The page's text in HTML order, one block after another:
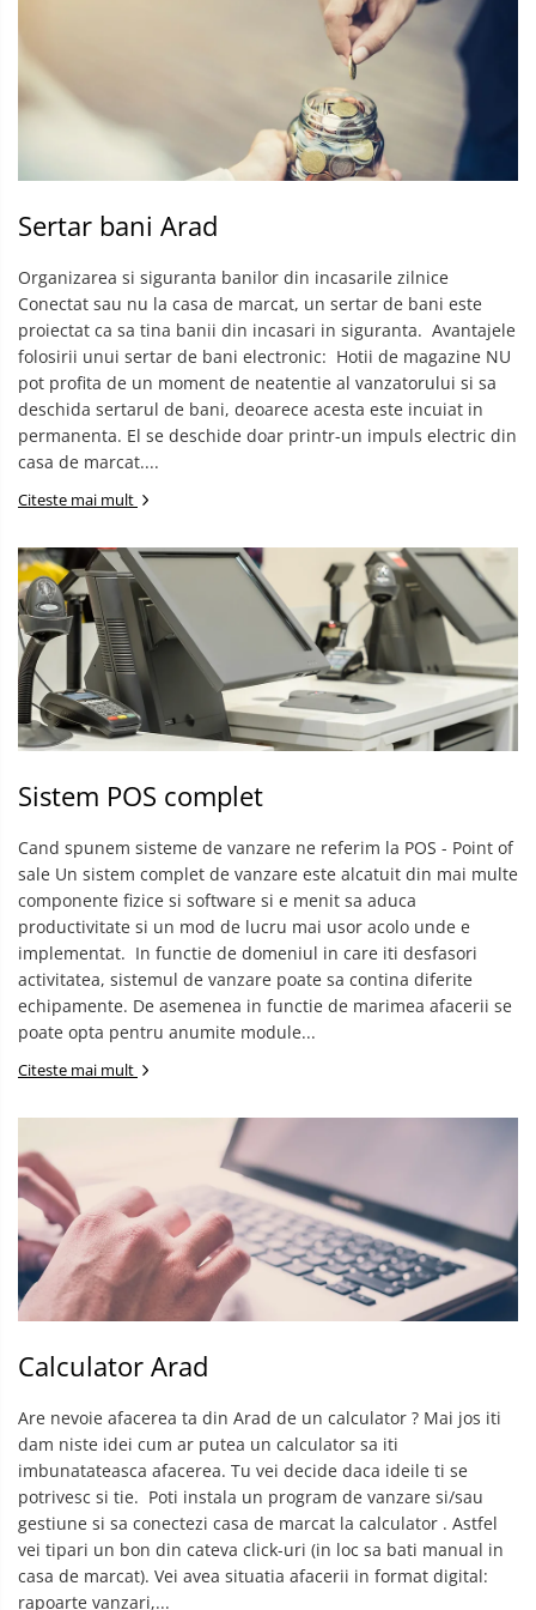
Sertar bani Arad
Organizarea si siguranta banilor din incasarile zilnice
Conectat sau nu la casa de marcat, un sertar de bani este
proiectat ca sa tina banii din incasari in siguranta. ​ Avantajele
folosirii unui sertar de bani electronic: ​ Hotii de magazine NU
pot profita de un moment de neatentie al vanzatorului si sa
deschida sertarul de bani, deoarece acesta este incuiat in
permanenta. El se deschide doar printr-un impuls electric din
casa de marcat....
Citeste mai mult
Sistem POS complet
Cand spunem sisteme de vanzare ne referim la POS - Point of
sale Un sistem complet de vanzare este alcatuit din mai multe
componente fizice si software si e menit sa aduca
productivitate si un mod de lucru mai usor acolo unde e
implementat. ​ In functie de domeniul in care iti desfasori
activitatea, sistemul de vanzare poate sa contina diferite
echipamente. De asemenea in functie de marimea afacerii se
poate opta pentru anumite module...
Citeste mai mult
Calculator Arad
Are nevoie afacerea ta din Arad de un calculator ? Mai jos iti
dam niste idei cum ar putea un calculator sa iti
imbunatateasca afacerea. Tu vei decide daca ideile ti se
potrivesc si tie. ​ Poti instala un program de vanzare si/sau
gestiune si sa conectezi casa de marcat la calculator . Astfel
vei tipari un bon din cateva click-uri (in loc sa bati manual in
casa de marcat). Vei avea situatia afacerii in format digital:
rapoarte vanzari,...